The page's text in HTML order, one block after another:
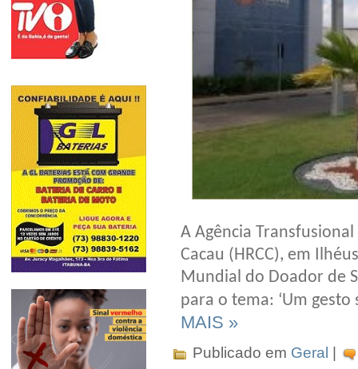
A Agência
Cacau (HRCC), em
Mundial do Doador de
para o tema: ‘Um
MAIS »
Publicado em Geral